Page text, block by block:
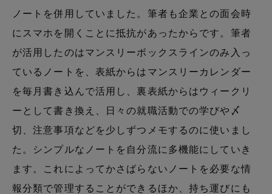
ノートを併用していました。筆者も企業との面会時
にスマホを開くことに抵抗があったからです。筆者
が活用したのはマンスリーボックスラインのみ入っ
ているノートを、表紙からはマンスリーカレンダー
を毎月書き込んで活用し、裏表紙からはウィークリ
ーとして書き換え、日々の就職活動での学びや〆
切、注意事項などを少しずつメモするのに使いまし
た。シンプルなノートを自分流に多機能にしていき
ます。これによってかさばらないノートを必要な情
報分類で管理することができるほか、持ち運びにも